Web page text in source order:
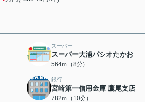
スーパー
スーパー大浦パシオたかお
564ｍ（8分）
銀行
宮崎第一信用金庫 鷹尾支店
782ｍ（10分）